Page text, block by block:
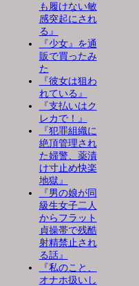
も履けない敏
感突起にされ
る』
『少女』を通
販で買ったみ
た
『彼女は狙わ
れている』
『支払いはク
レカで！』
『犯罪組織に
絶頂管理され
た婦警、薬漬
け寸止め快楽
地獄』
『男の娘が同
級生女子二人
からフラット
貞操帯で残酷
射精禁止され
る話』
『私のこと、
オナホ扱いし